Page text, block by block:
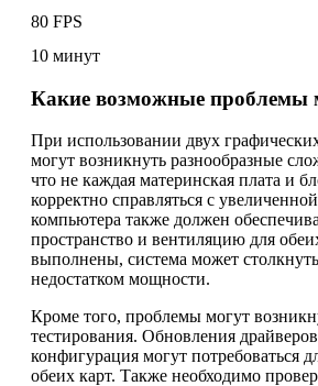
80 FPS
10 минут
Какие возможные проблемы
При использовании двух
могут возникнуть разнообразные
что не каждая материнская плата и
корректно справляться с
компьютера также должен
пространство и вентиляцию для
выполнены, система может
недостатком мощности.
Кроме того, проблемы могут
тестирования. Обновления
конфигурация могут потребоваться
обеих карт. Также необходимо